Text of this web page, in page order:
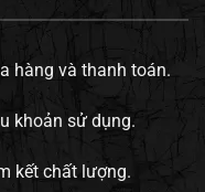
hàng và thanh toán.
khoản sử dụng.
kết chất lượng.